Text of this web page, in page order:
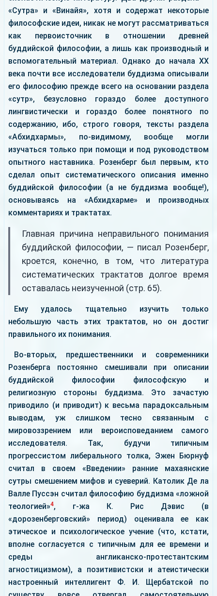
«Сутра» и «Винайя», хотя и содержат некоторые
философские идеи, никак не могут рассматриваться
как первоисточник в отношении древней
буддийской философии, а лишь как производный и
вспомогательный материал. Однако до начала ХХ
века почти все исследователи буддизма описывали
его философию прежде всего на основании раздела
«сутр», безусловно гораздо более доступного
лингвистически и гораздо более понятного по
содержанию, ибо, строго говоря, тексты раздела
«Абхидхармы», по-видимому, вообще могли
изучаться только при помощи и под руководством
опытного наставника. Розенберг был первым, кто
сделал опыт систематического описания именно
буддийской философии (а не буддизма вообще!),
основываясь на «Абхидхарме» и производных
комментариях и трактатах.
Главная причина неправильного понимания
буддийской философии, — писал Розенберг,
кроется, конечно, в том, что литература
систематических трактатов долгое время
оставалась неизученной (стр. 65).
Ему удалось тщательно изучить только
небольшую часть этих трактатов, но он достиг
правильного их понимания.
Во-вторых, предшественники и современники
Розенберга постоянно смешивали при описании
буддийской философии философскую и
религиозную стороны буддизма. Это зачастую
приводило (и приводит) к весьма парадоксальным
выводам, уж слишком тесно связанным с
мировоззрением или вероисповеданием самого
исследователя. Так, будучи типичным
прогрессистом либерального толка, Эжен Бюрнуф
считал в своем «Введении» ранние махаянские
сутры смешением мифов и суеверий. Католик Де ла
Валле Пуссэн считал философию буддизма «ложной
теологией»4, г-жа К. Рис Дэвис (в
«дорозенберговский» период) оценивала ее как
этическое и психологическое учение (что, кстати,
вполне согласуется с типичным для ее времени и
среды англиканско-протестантским
агностицизмом), а позитивистски и атеистически
настроенный интеллигент Ф. И. Щербатской по